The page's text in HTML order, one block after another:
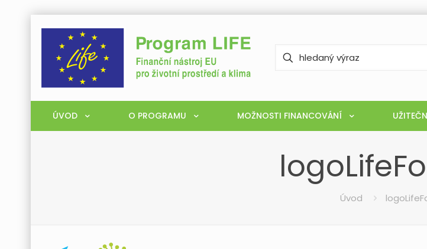
ÚVOD O PROGRAMU MOŽNOSTI FINANCOVÁNÍ
Úvod